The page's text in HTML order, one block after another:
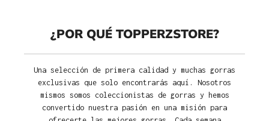
¿POR QUÉ TOPPERZSTORE?
Una selección de primera calidad y muchas gorras
exclusivas que solo encontrarás aquí. Nosotros
mismos somos coleccionistas de gorras y hemos
convertido nuestra pasión en una misión para